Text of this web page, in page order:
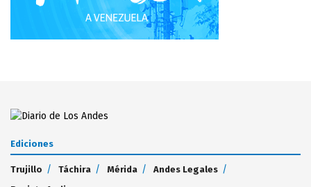
Ediciones
Trujillo Táchira Mérida
Andes Legales